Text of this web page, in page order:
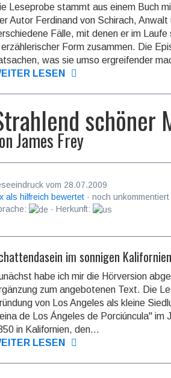
Leseprobe stammt aus einem Buch
Autor Ferdinand von Schirach,
Fälle, mit denen er im
erzählerischer Form zusammen. Die
was sie umso ergreifender
LESEN
schöner
James Frey
vom 28.07.2009
als hilfreich bewertet · noch unkommentiert
· Herkunft:
im sonnigen Kalifornien
habe ich mir die Hörversion
zum angebotenen Text. Die
von Los Angeles als kleine
de Los Ángeles de Porciúncula" im
in Kalifornien, den...
LESEN